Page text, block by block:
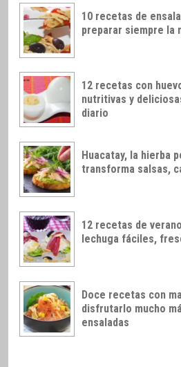
10 recetas de
preparar siempre la
12 recetas con
nutritivas y
diario
Huacatay, la hierba
transforma salsas,
12 recetas de
lechuga fáciles,
Doce recetas con
disfrutarlo mucho
ensaladas